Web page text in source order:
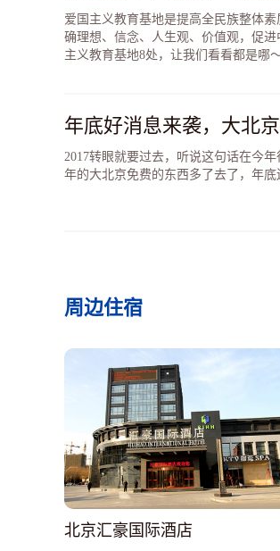
爱国主义教育基地是提高全民族整体
确理想、信念、人生观、价值观，促
主义教育基地8处，让我们看看都是哪
年底好消息来袭，大北
2017转眼就要过去，听说这句话在今
年的大北京免费的东西多了去了，年
周边住宿
北京汇豪国际酒店